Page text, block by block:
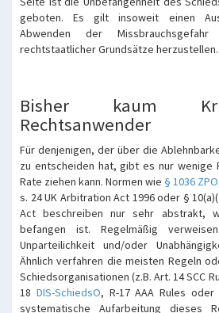
geboten. Es gilt insoweit einen
Abwenden der
rechtstaatlicher Grundsätze herzustellen.
Bisher kaum
Rechtsanwender
Für denjenigen, der über die
zu entscheiden hat, gibt es nur wenige
Rate ziehen kann. Normen wie § 1036 ZPO
s. 24 UK Arbitration Act 1996 oder §
Act beschreiben nur sehr abstrakt,
befangen ist. Regelmäßig
Unparteilichkeit und/oder
Ähnlich verfahren die meisten Regeln
Schiedsorganisationen (z.B. Art. 14 SCC
18 DIS-SchiedsO, R-17 AAA Rules oder
systematische Aufarbeitung dieses